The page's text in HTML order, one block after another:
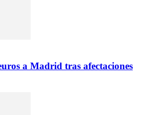
a Madrid tras afectaciones